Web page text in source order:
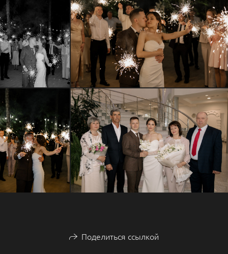
Поделиться ссылкой